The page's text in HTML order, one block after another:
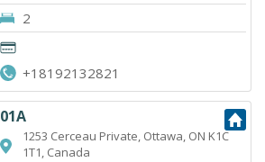
2
+18192132821
01A
1253 Cerceau Private, Ottawa, ON K1C
1T1, Canada